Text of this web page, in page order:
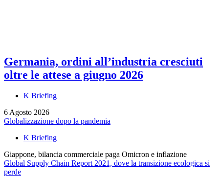
Germania, ordini all’industria cresciuti
oltre le attese a giugno 2026
K Briefing
6 Agosto 2026
Globalizzazione dopo la pandemia
K Briefing
Giappone, bilancia commerciale paga Omicron e inflazione
Global Supply Chain Report 2021, dove la transizione ecologica si
perde